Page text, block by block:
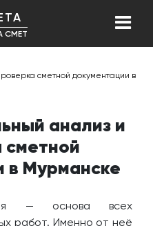
СМЕТ
сметной документации в
анализ и
сметной
в Мурманске
— основа всех
работ. Именно от неё